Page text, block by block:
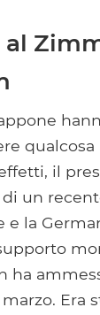
al
qualcosa
il
un
e la
ha
Era